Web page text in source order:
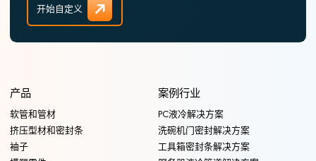
开始自定义
产品
软管和管材
挤压型材和密封条
袖子
案例行业
PC液冷解决方案
洗碗机门密封解决方案
工具箱密封条解决方案